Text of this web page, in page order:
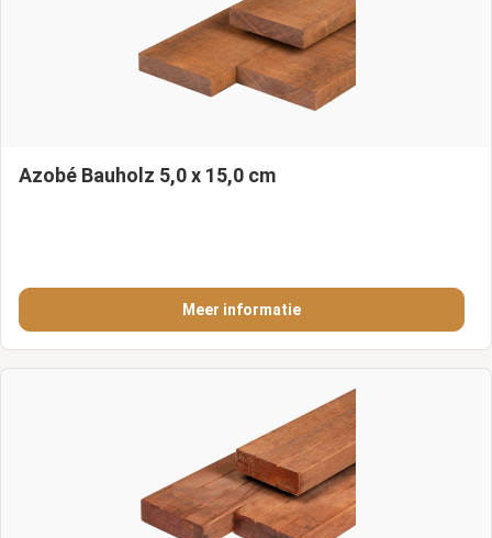
Azobé Bauholz 5,0 x 15,0 cm
Meer informatie